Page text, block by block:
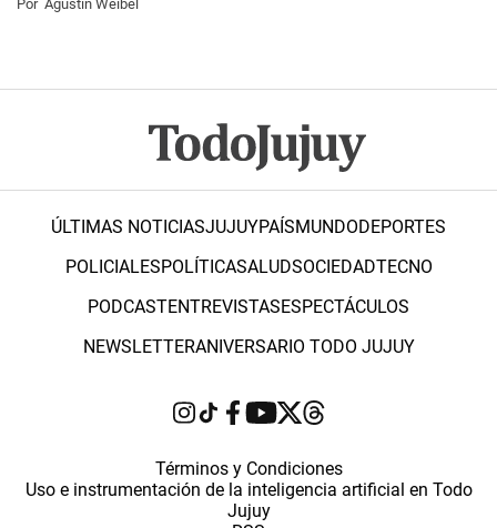
Por Agustín Weibel
ÚLTIMAS NOTICIASJUJUYPAÍSMUNDODEPORTES
POLICIALESPOLÍTICASALUDSOCIEDADTECNO
PODCASTENTREVISTASESPECTÁCULOS
NEWSLETTERANIVERSARIO TODO JUJUY
Términos y Condiciones
Uso e instrumentación de la inteligencia artificial en Todo
Jujuy